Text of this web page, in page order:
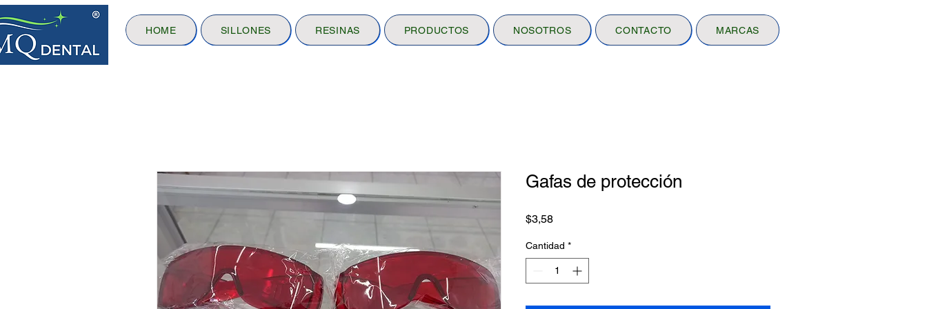
HOME SILLONES RESINAS PRODUCTOS NOSOTROS CONTACTO MARCAS
Gafas de protección
$3,58Precio
Cantidad *